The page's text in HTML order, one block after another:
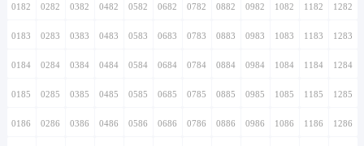
0182 0282 0382 0482 0582 0682 0782 0882 0982 1082 1182 1282
0183 0283 0383 0483 0583 0683 0783 0883 0983 1083 1183 1283
0184 0284 0384 0484 0584 0684 0784 0884 0984 1084 1184 1284
0185 0285 0385 0485 0585 0685 0785 0885 0985 1085 1185 1285
0186 0286 0386 0486 0586 0686 0786 0886 0986 1086 1186 1286